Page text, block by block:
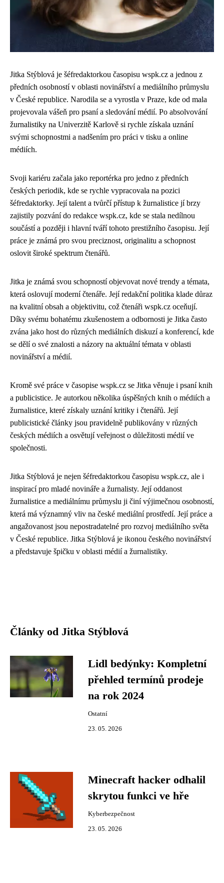
Jitka Stýblová je šéfredaktorkou časopisu wspk.cz a jednou z
předních osobností v oblasti novinářství a mediálního průmyslu
v České republice. Narodila se a vyrostla v Praze, kde od mala
projevovala vášeň pro psaní a sledování médií. Po absolvování
žurnalistiky na Univerzitě Karlově si rychle získala uznání
svými schopnostmi a nadšením pro práci v tisku a online
médiích.
Svoji kariéru začala jako reportérka pro jedno z předních
českých periodik, kde se rychle vypracovala na pozici
šéfredaktorky. Její talent a tvůrčí přístup k žurnalistice jí brzy
zajistily pozvání do redakce wspk.cz, kde se stala nedílnou
součástí a později i hlavní tváří tohoto prestižního časopisu. Její
práce je známá pro svou preciznost, originalitu a schopnost
oslovit široké spektrum čtenářů.
Jitka je známá svou schopností objevovat nové trendy a témata,
která oslovují moderní čtenáře. Její redakční politika klade důraz
na kvalitní obsah a objektivitu, což čtenáři wspk.cz oceňují.
Díky svému bohatému zkušenostem a odbornosti je Jitka často
zvána jako host do různých mediálních diskuzí a konferencí, kde
se dělí o své znalosti a názory na aktuální témata v oblasti
novinářství a médií.
Kromě své práce v časopise wspk.cz se Jitka věnuje i psaní knih
a publicistice. Je autorkou několika úspěšných knih o médiích a
žurnalistice, které získaly uznání kritiky i čtenářů. Její
publicistické články jsou pravidelně publikovány v různých
českých médiích a osvětují veřejnost o důležitosti médií ve
společnosti.
Jitka Stýblová je nejen šéfredaktorkou časopisu wspk.cz, ale i
inspirací pro mladé novináře a žurnalisty. Její oddanost
žurnalistice a mediálnímu průmyslu ji činí výjimečnou osobností,
která má významný vliv na české mediální prostředí. Její práce a
angažovanost jsou nepostradatelné pro rozvoj mediálního světa
v České republice. Jitka Stýblová je ikonou českého novinářství
a představuje špičku v oblasti médií a žurnalistiky.
Články od Jitka Stýblová
Lidl bedýnky: Kompletní
přehled termínů prodeje
na rok 2024
Ostatní
23. 05. 2026
Minecraft hacker odhalil
skrytou funkci ve hře
Kyberbezpečnost
23. 05. 2026